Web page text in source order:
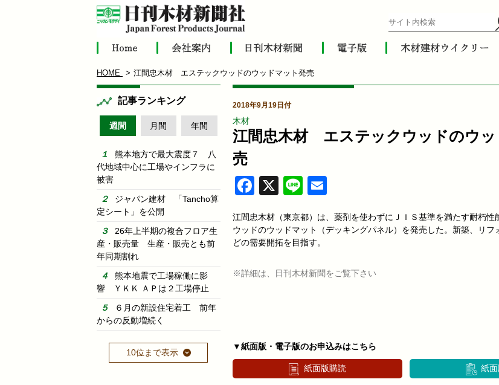
HOME 江間忠木材 エステックウッドのウッドマット発売
2018年9月19日付
木材
江間忠木材 エステックウッドのウッ
売
Facebook
X Line
江間忠木材（東京都）は、薬剤を使わずにＪＩＳ基準を満たす耐朽性
ウッドのウッドマット（デッキングパネル）を発売した。新築、リフ
どの需要開拓を目指す。
※詳細は、日刊木材新聞をご覧下さい
▼紙面版・電子版のお申込みはこちら
紙面版購読 紙
記事ランキング
週間 月間 年間
熊本地方で最大震度７ 八
代地域中心に工場やインフラに
被害
ジャパン建材 「Tancho算
定シート」を公開
26年上半期の複合フロア生
産・販売量 生産・販売とも前
年同期割れ
熊本地震で工場稼働に影
響 ＹＫＫ ＡＰは２工場停止
６月の新設住宅着工 前年
からの反動増続く
10位まで表示